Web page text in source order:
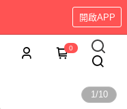
開啟APP
0
1/10